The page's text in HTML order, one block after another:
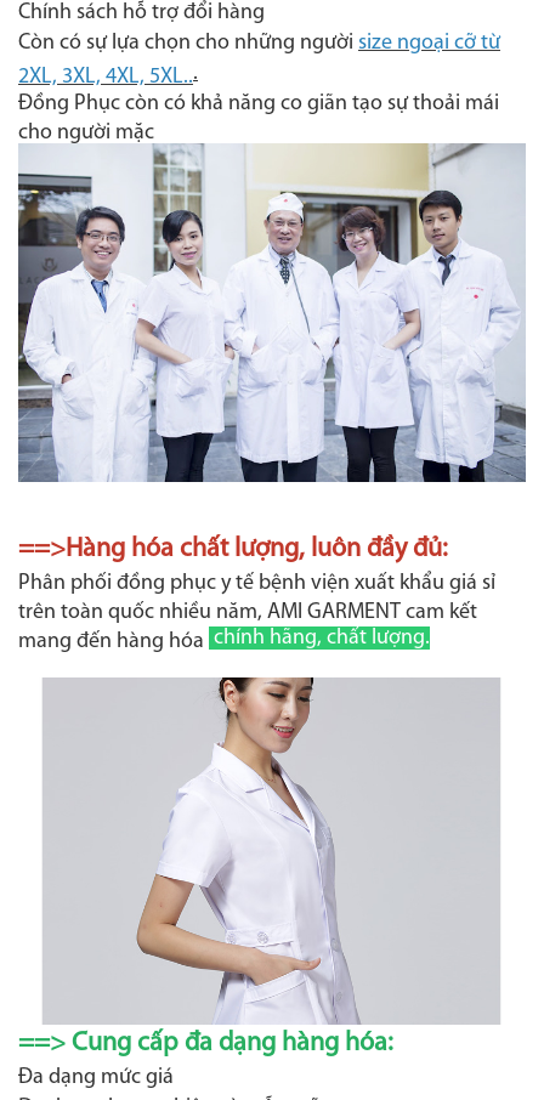
Chính sách hỗ trợ đổi hàng
Còn có sự lựa chọn cho những người size ngoại cỡ từ
2XL, 3XL, 4XL, 5XL.. .
Đồng Phục còn có khả năng co giãn tạo sự thoải mái
cho người mặc
==>Hàng hóa chất lượng, luôn đầy đủ:
Phân phối đồng phục y tế bệnh viện xuất khẩu giá sỉ
trên toàn quốc nhiều năm, AMI GARMENT cam kết
mang đến hàng hóa chính hãng, chất lượng.
==> Cung cấp đa dạng hàng hóa:
Đa dạng mức giá